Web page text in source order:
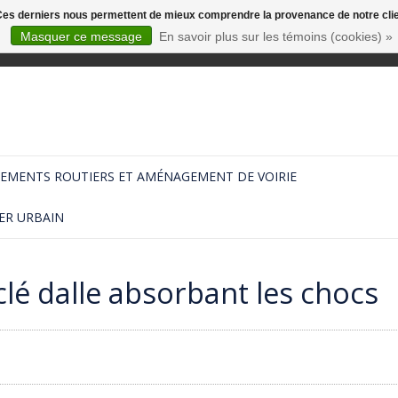
ROUTIERS ET AMÉNAGEMENT DE VOIRIE
URBAIN
dalle absorbant les chocs
derniers nous permettent de mieux comprendre la provenance de notre
Masquer ce message En savoir plus sur les témoins (cookies) »